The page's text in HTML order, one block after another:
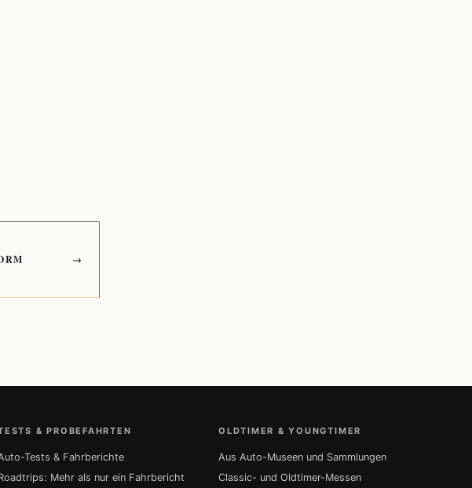
→
& PROBEFAHRTEN
Tests & Fahrberichte
Mehr als nur ein Fahrbericht
OLDTIMER & YOUNGTIMER
Aus Auto-Museen und Sammlungen
Classic- und Oldtimer-Messen